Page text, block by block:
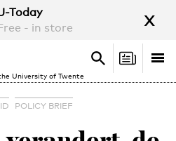
Today
- in store
x
University of Twente
Search
Search
POLICY BRIEF